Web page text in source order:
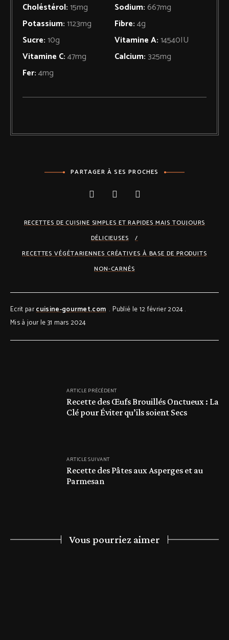
Choléstérol:15mg Sodium:667mg
Potassium:1123mg Fibre:4g
Sucre:10g Vitamine A:14540IU
Vitamine C:47mg Calcium:325mg
Fer:4mg
PARTAGER À SES PROCHES
RECETTES DE CUISINE SIMPLES ET RAPIDES MAIS TOUJOURS
DÉLICIEUSES
RECETTES VÉGÉTARIENNES CRÉATIVES À BASE DE PRODUITS
NON-CARNÉS
Ecrit parcuisine-gourmet.com
Publié le 12 février 2024
Mis à jour le 31 mars 2024
ARTICLE PRÉCÉDENT
Recette des Œufs Brouillés Onctueux : La
Clé pour Éviter qu’ils soient Secs
ARTICLE SUIVANT
Recette des Pâtes aux Asperges et au
Parmesan
Vous pourriez aimer